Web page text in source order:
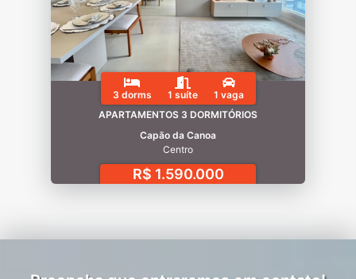
3 dorms 1 suíte
1 vaga
APARTAMENTOS 3 DORMITÓRIOS
Capão da Canoa
Centro
R$ 1.590.000